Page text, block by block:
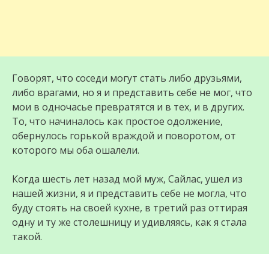
Говорят, что соседи могут стать либо друзьями,
либо врагами, но я и представить себе не мог, что
мои в одночасье превратятся и в тех, и в других.
То, что начиналось как простое одолжение,
обернулось горькой враждой и поворотом, от
которого мы оба ошалели.
Когда шесть лет назад мой муж, Сайлас, ушел из
нашей жизни, я и представить себе не могла, что
буду стоять на своей кухне, в третий раз оттирая
одну и ту же столешницу и удивляясь, как я стала
такой.